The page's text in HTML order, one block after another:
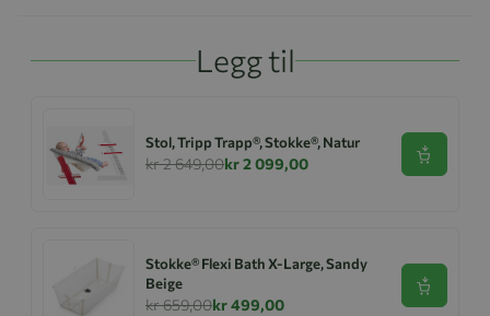
Legg til
Stol, Tripp Trapp®, Stokke®, Natur
kr 2 649,00kr 2 099,00 Se
Stokke® Flexi Bath X-Large, Sandy
Beige
kr 659,00kr 499,00
Se